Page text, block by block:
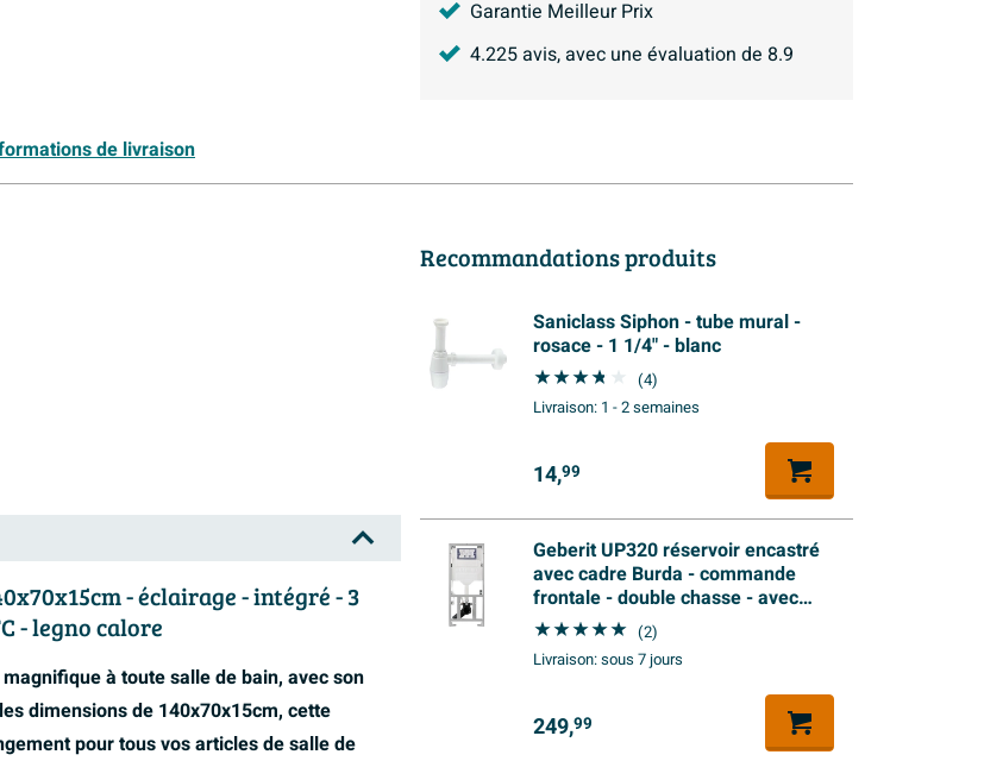
Garantie Meilleur Prix
4.225avis, avec une évaluation de 8.9
de livraison
- éclairage - intégré - 3
- legno calore
à toute salle de bain, avec son
dimensions de 140x70x15cm, cette
pour tous vos articles de salle de
Recommandations produits
Saniclass Siphon - tube mural -
rosace - 1 1/4" - blanc
(4)
Livraison: 1 - 2 semaines
14,99
Geberit UP320 réservoir encastré
avec cadre Burda - commande
frontale - double chasse - avec
tapis isolant Burda
(2)
Livraison:sous 7 jours
249,99